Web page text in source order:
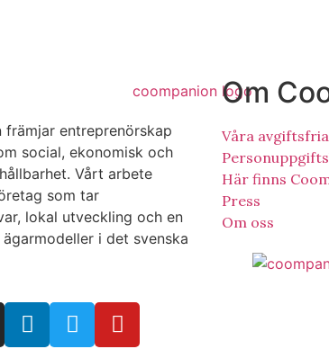
främjar entreprenörskap
social, ekonomisk och
Vårt arbete
som tar
lokal utveckling och en
i det svenska
Om
Våra
Här finns
Press
Om oss